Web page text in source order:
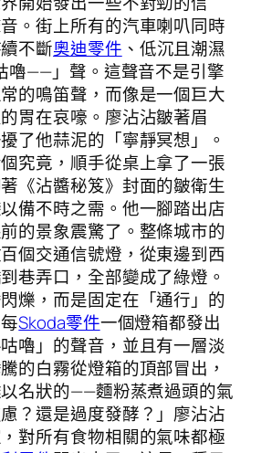
。街上所有的汽車喇叭同時
不斷奧迪零件 、低沉且潮濕
嚕——」聲。這聲音不是引擎
的鳴笛聲，而像是一個巨大
胃在哀嚎。廖沾沾皺著眉
了他蒜泥的「寧靜冥想」。
究竟，順手從桌上拿了一張
《沾醬秘笈》封面的皺衛生
備不時之需。他一腳踏出店
的景象震驚了。整條城市的
個交通信號燈，從東邊到西
巷弄口，全部變成了綠燈。
爍，而是固定在「通行」的
Skoda零件一個燈箱都發出
嚕」的聲音，並且有一層淡
的白霧從燈箱的頂部冒出，
名狀的——麵粉蒸煮過頭的氣
？還是過度發酵？」廖沾沾
對所有食物相關的氣味都極